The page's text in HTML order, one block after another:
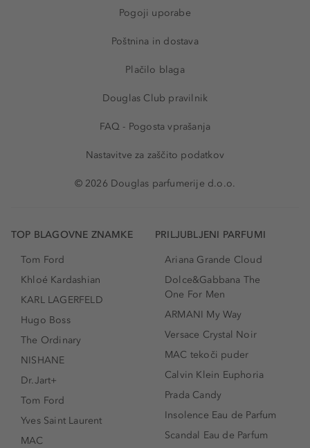
Pogoji uporabe
Poštnina in dostava
Plačilo blaga
Douglas Club pravilnik
FAQ - Pogosta vprašanja
Nastavitve za zaščito podatkov
© 2026 Douglas parfumerije d.o.o.
TOP BLAGOVNE ZNAMKE
Tom Ford
Khloé Kardashian
KARL LAGERFELD
Hugo Boss
The Ordinary
NISHANE
Dr.Jart+
Tom Ford
Yves Saint Laurent
MAC
PRILJUBLJENI PARFUMI
Ariana Grande Cloud
Dolce&Gabbana The
One For Men
ARMANI My Way
Versace Crystal Noir
MAC tekoči puder
Calvin Klein Euphoria
Prada Candy
Insolence Eau de Parfum
Scandal Eau de Parfum